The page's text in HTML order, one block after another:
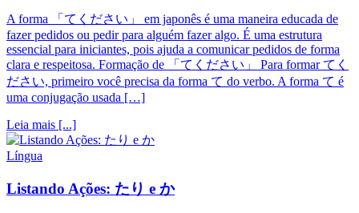
A forma 「てください」 em japonês é uma maneira educada de
fazer pedidos ou pedir para alguém fazer algo. É uma estrutura
essencial para iniciantes, pois ajuda a comunicar pedidos de forma
clara e respeitosa. Formação de 「てください」 Para formar てく
ださい, primeiro você precisa da forma て do verbo. A forma て é
uma conjugação usada […]
Leia mais [...]
Língua
Listando Ações: たり e か